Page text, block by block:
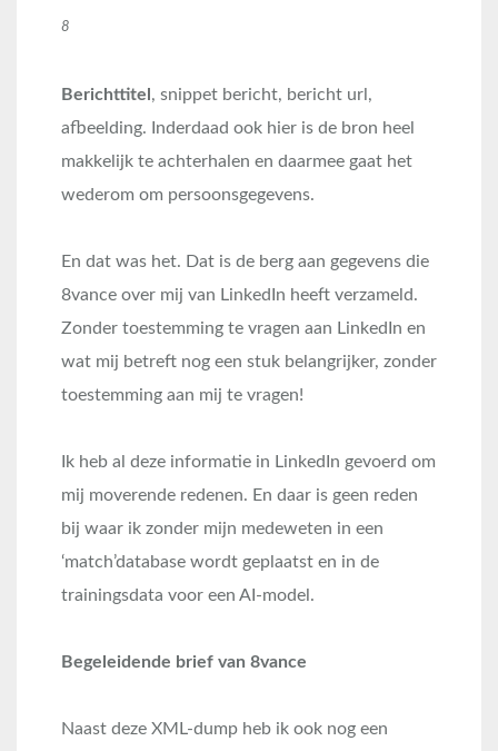
8
Berichttitel , snippet bericht, bericht url,
afbeelding. Inderdaad ook hier is de bron heel
makkelijk te achterhalen en daarmee gaat het
wederom om persoonsgegevens.
En dat was het. Dat is de berg aan gegevens die
8vance over mij van LinkedIn heeft verzameld.
Zonder toestemming te vragen aan LinkedIn en
wat mij betreft nog een stuk belangrijker, zonder
toestemming aan mij te vragen!
Ik heb al deze informatie in LinkedIn gevoerd om
mij moverende redenen. En daar is geen reden
bij waar ik zonder mijn medeweten in een
‘match’database wordt geplaatst en in de
trainingsdata voor een AI-model.
Begeleidende brief van 8vance
Naast deze XML-dump heb ik ook nog een